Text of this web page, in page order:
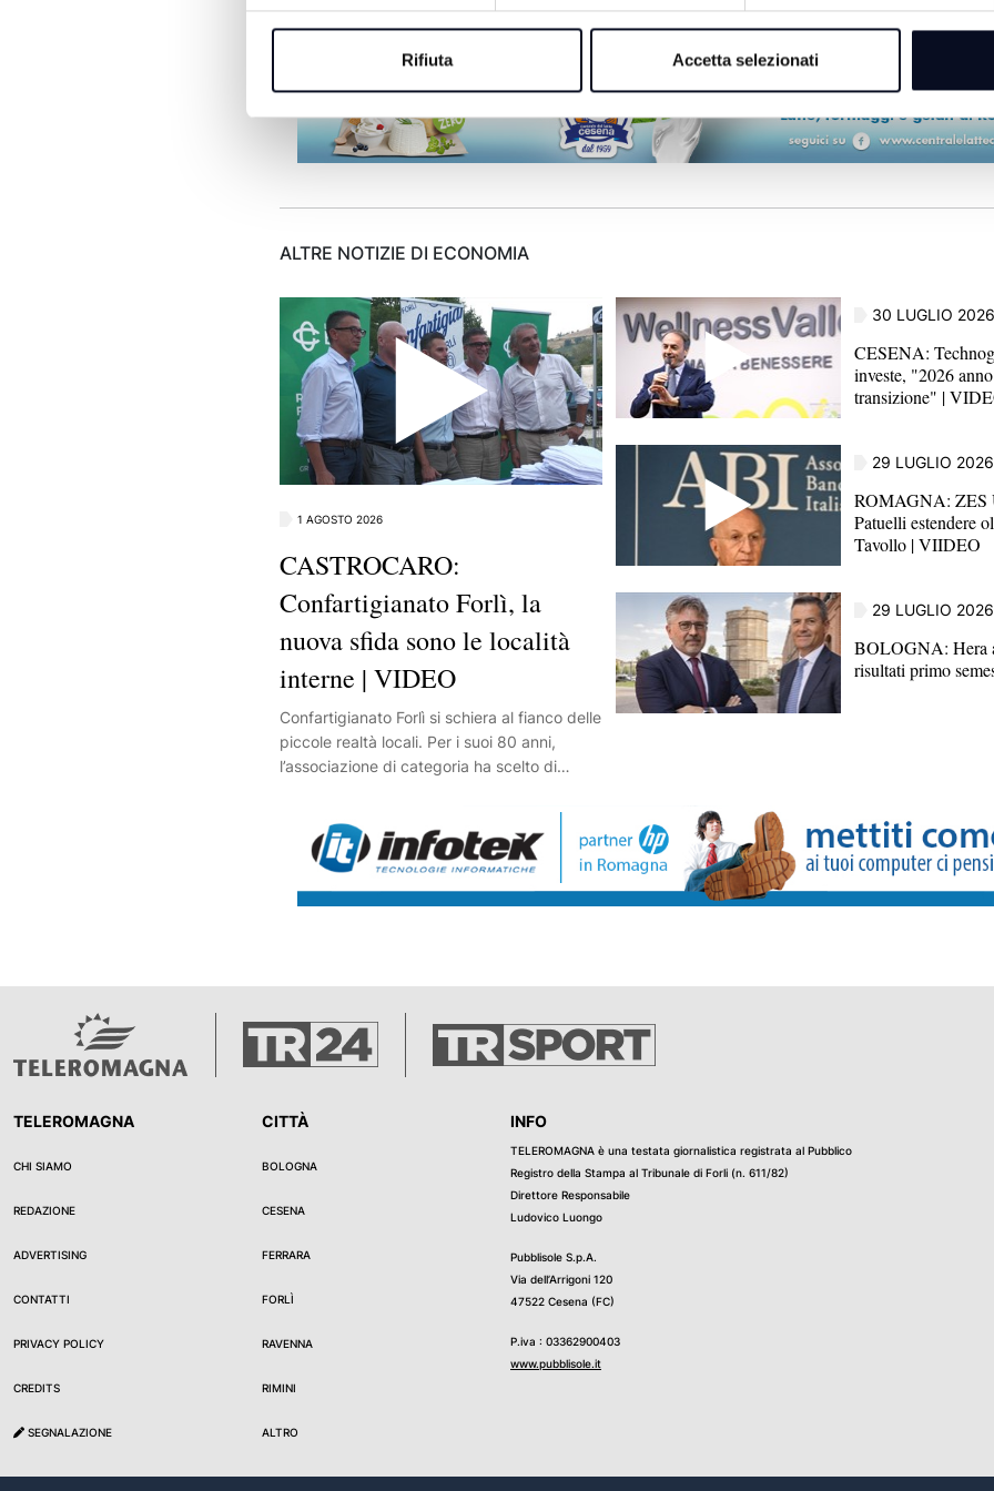
Rifiuta Accetta selezionati
ALTRE NOTIZIE DI ECONOMIA
1 AGOSTO 2026
CASTROCARO:
Confartigianato Forlì, la
nuova sfida sono le località
interne | VIDEO
Confartigianato Forlì si schiera al fianco delle
piccole realtà locali. Per i suoi 80 anni,
l’associazione di categoria ha scelto di
dei saperi e delle tradizioni delle aree più
interne. Prime risorse alle quali affidarsi per
affrontare le sfide del futuro.
30 LUGLIO 2026
CESENA:
investe, "2026
transizione" |
29 LUGLIO 2026
ROMAGNA: ZES
Patuelli estendere
Tavollo | VIIDEO
29 LUGLIO 2026
BOLOGNA: Hera
risultati primo
TELEROMAGNA
CHI SIAMO
REDAZIONE
ADVERTISING
CONTATTI
PRIVACY POLICY
CREDITS
SEGNALAZIONE
CITTÀ
BOLOGNA
CESENA
FERRARA
FORLÌ
RAVENNA
RIMINI
ALTRO
INFO
TELEROMAGNA è una testata giornalistica registrata al Pubblico
Registro della Stampa al Tribunale di Forli (n. 611/82)
Direttore Responsabile
Ludovico Luongo
Pubblisole S.p.A.
Via dell’Arrigoni 120
47522 Cesena (FC)
P.iva : 03362900403
www.pubblisole.it